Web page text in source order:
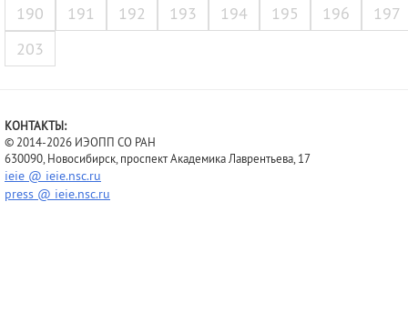
190
191 192 193 194 195 196
197
203
КОНТАКТЫ:
© 2014-2026 ИЭОПП СО РАН
630090, Новосибирск, проспект Академика Лаврентьева, 17
ieie @ ieie.nsc.ru
press @ ieie.nsc.ru